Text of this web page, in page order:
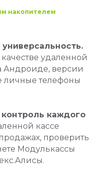
накопителем
удаленной
Андроиде, версии
личные телефоны
каждого
кассе
проверить
Модулькассы